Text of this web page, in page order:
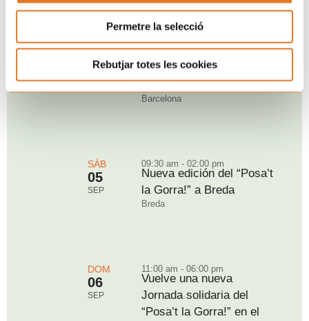
Permetre la selecció
Rebutjar totes les cookies
DOM
30
07:00 pm - 10:30 pm
Ya está aquí: Rock&Grill
2026
Barcelona
SÁB
05
SEP
09:30 am - 02:00 pm
Nueva edición del “Posa’t
la Gorra!” a Breda
Breda
DOM
06
SEP
11:00 am - 06:00 pm
Vuelve una nueva
Jornada solidaria del
“Posa’t la Gorra!” en el